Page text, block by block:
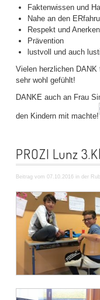
Faktenwissen und
Nahe an den
Respekt und
Prävention
lustvoll und auch
Vielen herzlichen
sehr wohl gefühlt!
DANKE auch an Frau
den Kindern mit machte!
PROZI Lunz
Beitrag vom 07.10.2016 in der